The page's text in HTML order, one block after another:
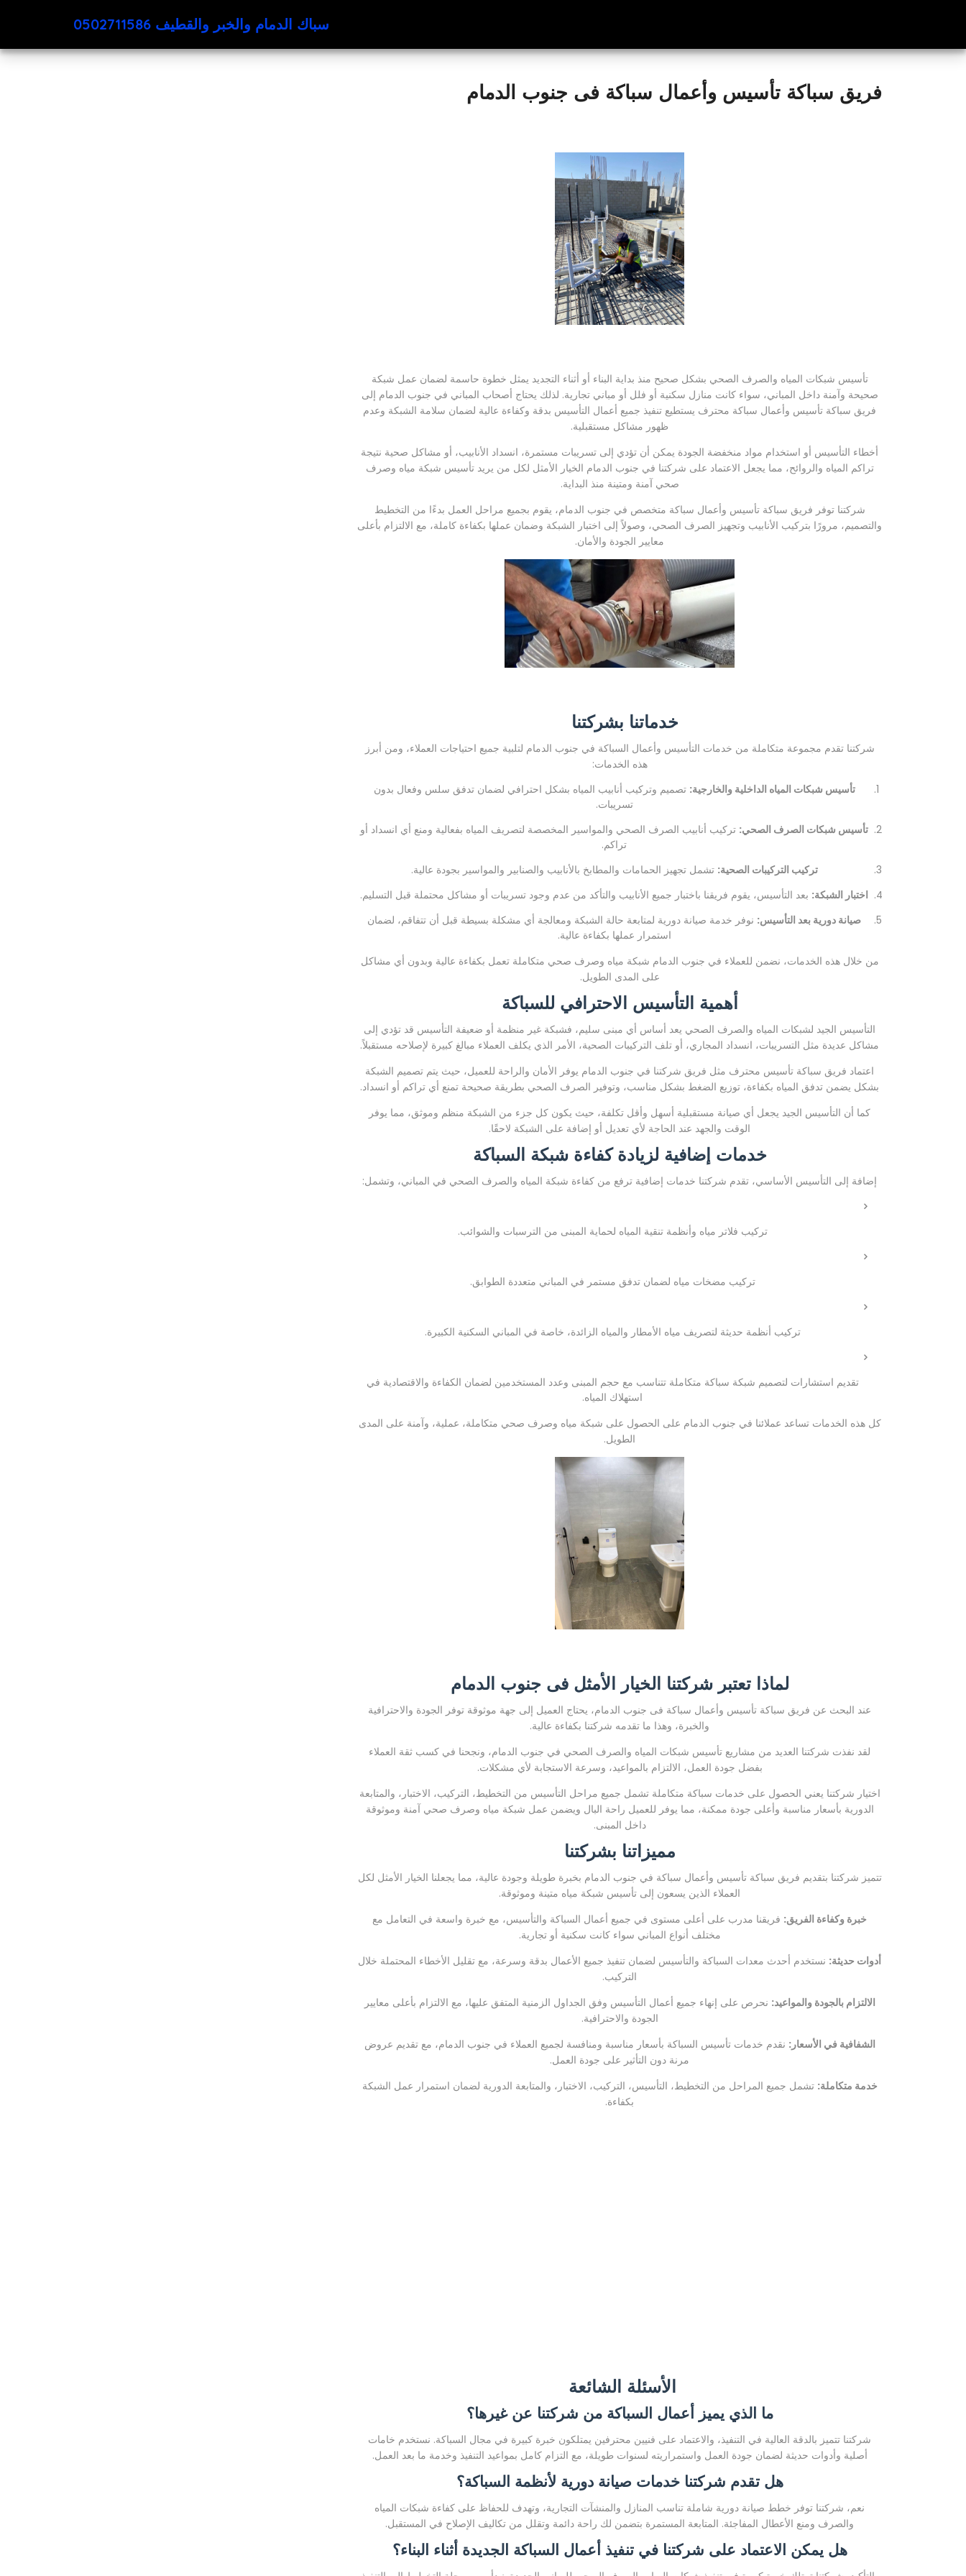
سباك الدمام والخبر والقطيف 0502711586
فريق سباكة تأسيس وأعمال سباكة فى جنوب الدمام
تأسيس شبكات المياه والصرف الصحي بشكل صحيح منذ بداية البناء أو أثناء التجديد يمثل خطوة حاسمة لضمان عمل شبكة
صحيحة وآمنة داخل المباني، سواء كانت منازل سكنية أو فلل أو مباني تجارية. لذلك يحتاج أصحاب المباني في جنوب الدمام إلى
فريق سباكة تأسيس وأعمال سباكة محترف يستطيع تنفيذ جميع أعمال التأسيس بدقة وكفاءة عالية لضمان سلامة الشبكة وعدم
ظهور مشاكل مستقبلية.
أخطاء التأسيس أو استخدام مواد منخفضة الجودة يمكن أن تؤدي إلى تسريبات مستمرة، انسداد الأنابيب، أو مشاكل صحية نتيجة
تراكم المياه والروائح، مما يجعل الاعتماد على شركتنا في جنوب الدمام الخيار الأمثل لكل من يريد تأسيس شبكة مياه وصرف
صحي آمنة ومتينة منذ البداية.
شركتنا توفر فريق سباكة تأسيس وأعمال سباكة متخصص في جنوب الدمام، يقوم بجميع مراحل العمل بدءًا من التخطيط
والتصميم، مرورًا بتركيب الأنابيب وتجهيز الصرف الصحي، وصولاً إلى اختبار الشبكة وضمان عملها بكفاءة كاملة، مع الالتزام بأعلى
معايير الجودة والأمان.
خدماتنا بشركتنا
شركتنا تقدم مجموعة متكاملة من خدمات التأسيس وأعمال السباكة في جنوب الدمام لتلبية جميع احتياجات العملاء، ومن أبرز
هذه الخدمات:
تأسيس شبكات المياه الداخلية والخارجية: تصميم وتركيب أنابيب المياه بشكل احترافي لضمان تدفق سلس وفعال بدون
تسريبات.
تأسيس شبكات الصرف الصحي: تركيب أنابيب الصرف الصحي والمواسير المخصصة لتصريف المياه بفعالية ومنع أي انسداد أو
تراكم.
تركيب التركيبات الصحية: تشمل تجهيز الحمامات والمطابخ بالأنابيب والصنابير والمواسير بجودة عالية.
اختبار الشبكة: بعد التأسيس، يقوم فريقنا باختبار جميع الأنابيب والتأكد من عدم وجود تسريبات أو مشاكل محتملة قبل التسليم.
صيانة دورية بعد التأسيس: نوفر خدمة صيانة دورية لمتابعة حالة الشبكة ومعالجة أي مشكلة بسيطة قبل أن تتفاقم، لضمان
استمرار عملها بكفاءة عالية.
من خلال هذه الخدمات، نضمن للعملاء في جنوب الدمام شبكة مياه وصرف صحي متكاملة تعمل بكفاءة عالية وبدون أي مشاكل
على المدى الطويل.
أهمية التأسيس الاحترافي للسباكة
التأسيس الجيد لشبكات المياه والصرف الصحي يعد أساس أي مبنى سليم، فشبكة غير منظمة أو ضعيفة التأسيس قد تؤدي إلى
مشاكل عديدة مثل التسريبات، انسداد المجاري، أو تلف التركيبات الصحية، الأمر الذي يكلف العملاء مبالغ كبيرة لإصلاحه مستقبلاً.
اعتماد فريق سباكة تأسيس محترف مثل فريق شركتنا في جنوب الدمام يوفر الأمان والراحة للعميل، حيث يتم تصميم الشبكة
بشكل يضمن تدفق المياه بكفاءة، توزيع الضغط بشكل مناسب، وتوفير الصرف الصحي بطريقة صحيحة تمنع أي تراكم أو انسداد.
كما أن التأسيس الجيد يجعل أي صيانة مستقبلية أسهل وأقل تكلفة، حيث يكون كل جزء من الشبكة منظم وموثق، مما يوفر
الوقت والجهد عند الحاجة لأي تعديل أو إضافة على الشبكة لاحقًا.
خدمات إضافية لزيادة كفاءة شبكة السباكة
إضافة إلى التأسيس الأساسي، تقدم شركتنا خدمات إضافية ترفع من كفاءة شبكة المياه والصرف الصحي في المباني، وتشمل:
تركيب فلاتر مياه وأنظمة تنقية المياه لحماية المبنى من الترسبات والشوائب.
تركيب مضخات مياه لضمان تدفق مستمر في المباني متعددة الطوابق.
تركيب أنظمة حديثة لتصريف مياه الأمطار والمياه الزائدة، خاصة في المباني السكنية الكبيرة.
تقديم استشارات لتصميم شبكة سباكة متكاملة تتناسب مع حجم المبنى وعدد المستخدمين لضمان الكفاءة والاقتصادية في
استهلاك المياه.
كل هذه الخدمات تساعد عملائنا في جنوب الدمام على الحصول على شبكة مياه وصرف صحي متكاملة، عملية، وآمنة على المدى
الطويل.
لماذا تعتبر شركتنا الخيار الأمثل فى جنوب الدمام
عند البحث عن فريق سباكة تأسيس وأعمال سباكة فى جنوب الدمام، يحتاج العميل إلى جهة موثوقة توفر الجودة والاحترافية
والخبرة، وهذا ما تقدمه شركتنا بكفاءة عالية.
لقد نفذت شركتنا العديد من مشاريع تأسيس شبكات المياه والصرف الصحي في جنوب الدمام، ونجحنا في كسب ثقة العملاء
بفضل جودة العمل، الالتزام بالمواعيد، وسرعة الاستجابة لأي مشكلات.
اختيار شركتنا يعني الحصول على خدمات سباكة متكاملة تشمل جميع مراحل التأسيس من التخطيط، التركيب، الاختبار، والمتابعة
الدورية بأسعار مناسبة وأعلى جودة ممكنة، مما يوفر للعميل راحة البال ويضمن عمل شبكة مياه وصرف صحي آمنة وموثوقة
داخل المبنى.
مميزاتنا بشركتنا
تتميز شركتنا بتقديم فريق سباكة تأسيس وأعمال سباكة في جنوب الدمام بخبرة طويلة وجودة عالية، مما يجعلنا الخيار الأمثل لكل
العملاء الذين يسعون إلى تأسيس شبكة مياه متينة وموثوقة.
خبرة وكفاءة الفريق: فريقنا مدرب على أعلى مستوى في جميع أعمال السباكة والتأسيس، مع خبرة واسعة في التعامل مع
مختلف أنواع المباني سواء كانت سكنية أو تجارية.
أدوات حديثة: نستخدم أحدث معدات السباكة والتأسيس لضمان تنفيذ جميع الأعمال بدقة وسرعة، مع تقليل الأخطاء المحتملة خلال
التركيب.
الالتزام بالجودة والمواعيد: نحرص على إنهاء جميع أعمال التأسيس وفق الجداول الزمنية المتفق عليها، مع الالتزام بأعلى معايير
الجودة والاحترافية.
الشفافية في الأسعار: نقدم خدمات تأسيس السباكة بأسعار مناسبة ومنافسة لجميع العملاء في جنوب الدمام، مع تقديم عروض
مرنة دون التأثير على جودة العمل.
خدمة متكاملة: تشمل جميع المراحل من التخطيط، التأسيس، التركيب، الاختبار، والمتابعة الدورية لضمان استمرار عمل الشبكة
بكفاءة.
الأسئلة الشائعة
ما الذي يميز أعمال السباكة من شركتنا عن غيرها؟
شركتنا تتميز بالدقة العالية في التنفيذ، والاعتماد على فنيين محترفين يمتلكون خبرة كبيرة في مجال السباكة. نستخدم خامات
أصلية وأدوات حديثة لضمان جودة العمل واستمراريته لسنوات طويلة، مع التزام كامل بمواعيد التنفيذ وخدمة ما بعد العمل.
هل تقدم شركتنا خدمات صيانة دورية لأنظمة السباكة؟
نعم، شركتنا توفر خطط صيانة دورية شاملة تناسب المنازل والمنشآت التجارية، وتهدف للحفاظ على كفاءة شبكات المياه
والصرف ومنع الأعطال المفاجئة. المتابعة المستمرة بتضمن لك راحة دائمة وتقلل من تكاليف الإصلاح في المستقبل.
هل يمكن الاعتماد على شركتنا في تنفيذ أعمال السباكة الجديدة أثناء البناء؟